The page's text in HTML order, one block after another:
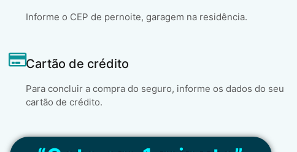
Informe o CEP de pernoite, garagem na residência.
Cartão de crédito
Para concluir a compra do seguro, informe os dados do seu
cartão de crédito.